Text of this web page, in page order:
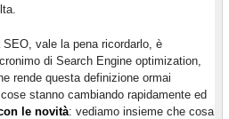
SEO, vale la pena ricordarlo, è
di Search Engine optimization,
rende questa definizione ormai
stanno cambiando rapidamente ed
le novità: vediamo insieme che cosa